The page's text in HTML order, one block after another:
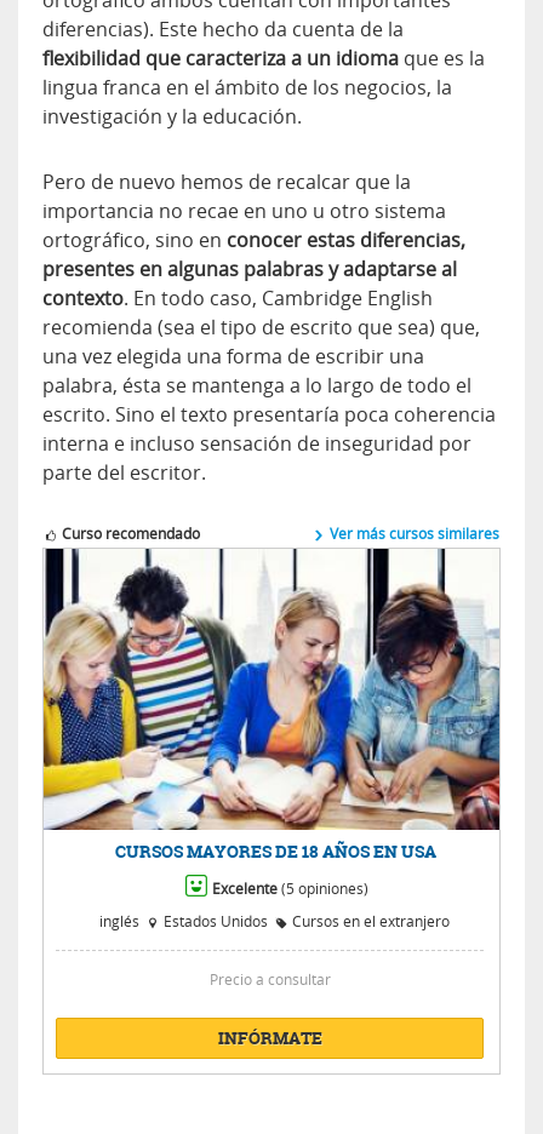
diferencias). Este hecho da cuenta de la
flexibilidad que caracteriza a un idioma que es la
lingua franca en el ámbito de los negocios, la
investigación y la educación.
Pero de nuevo hemos de recalcar que la
importancia no recae en uno u otro sistema
ortográfico, sino en conocer estas diferencias,
presentes en algunas palabras y adaptarse al
contexto. En todo caso, Cambridge English
recomienda (sea el tipo de escrito que sea) que,
una vez elegida una forma de escribir una
palabra, ésta se mantenga a lo largo de todo el
escrito. Sino el texto presentaría poca coherencia
interna e incluso sensación de inseguridad por
parte del escritor.
Curso recomendado Ver más cursos similares
CURSOS MAYORES DE 18 AÑOS EN USA
Excelente(5 opiniones)
inglés
Estados Unidos Cursos en el extranjero
Precio a consultar
INFÓRMATE